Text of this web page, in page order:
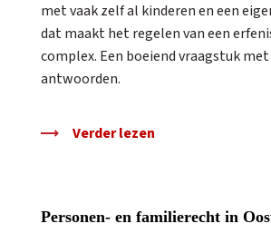
met vaak zelf al kinderen en een
dat maakt het regelen van een
complex. Een boeiend vraagstuk
antwoorden.
Verder lezen
Personen- en familierecht in